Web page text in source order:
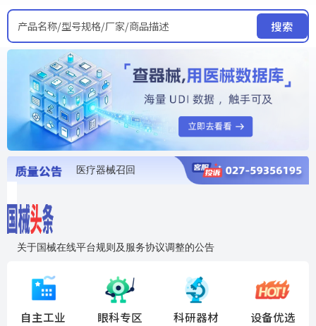
产品名称/型号规格/厂家/商品描述 搜索
医疗器械召回
关于国械在线平台规则及服务协议调整的公告
国药创研AED开启全国招商
自主工业 眼科专区 科研器材 设备优选